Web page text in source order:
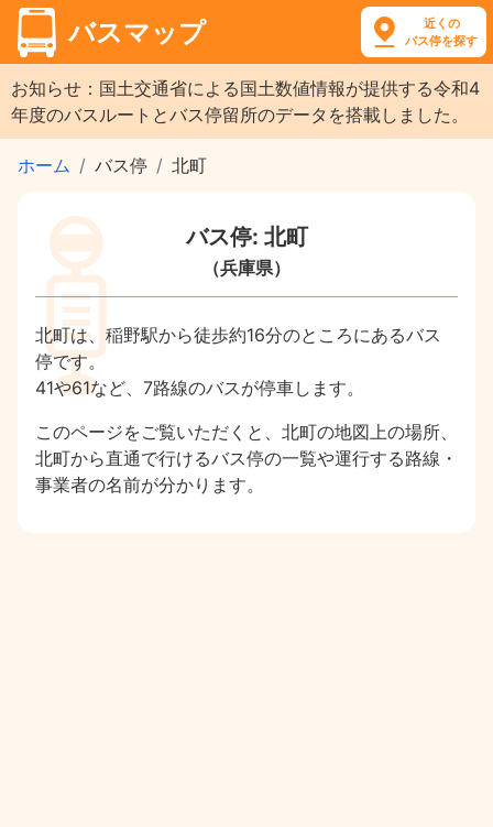
バスマップ
近くの
バス停を探す
お知らせ：国土交通省による国土数値情報が提供する令和4
年度のバスルートとバス停留所のデータを搭載しました。
ホーム バス停 北町
バス停: 北町
（兵庫県）
北町は、稲野駅から徒歩約16分のところにあるバス
停です。
41や61など、7路線のバスが停車します。
このページをご覧いただくと、北町の地図上の場所、
北町から直通で行けるバス停の一覧や運行する路線・
事業者の名前が分かります。